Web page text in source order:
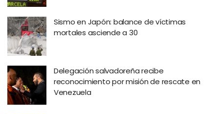
Sismo en Japón: balance de víctimas
mortales asciende a 30
Delegación salvadoreña recibe
reconocimiento por misión de rescate en
Venezuela